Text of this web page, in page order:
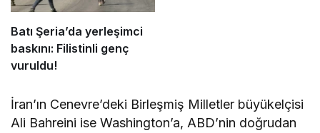
Batı Şeria’da yerleşimci
baskını: Filistinli genç
vuruldu!
İran’ın Cenevre’deki Birleşmiş Milletler büyükelçisi
Ali Bahreini ise Washington’a, ABD’nin doğrudan